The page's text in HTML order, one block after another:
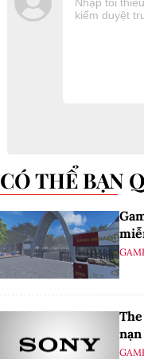
CÓ THỂ BẠN